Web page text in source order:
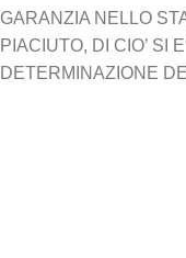
GARANZIA NELLO
PIACIUTO, DI CIO’ SI
DETERMINAZIONE